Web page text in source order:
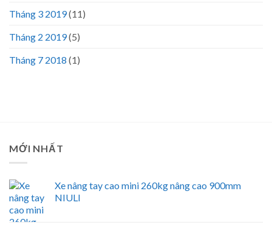
Tháng 3 2019(11)
Tháng 2 2019(5)
Tháng 7 2018 (1)
MỚI NHẤT
Xe nâng tay cao mini 260kg nâng cao 900mm
NIULI